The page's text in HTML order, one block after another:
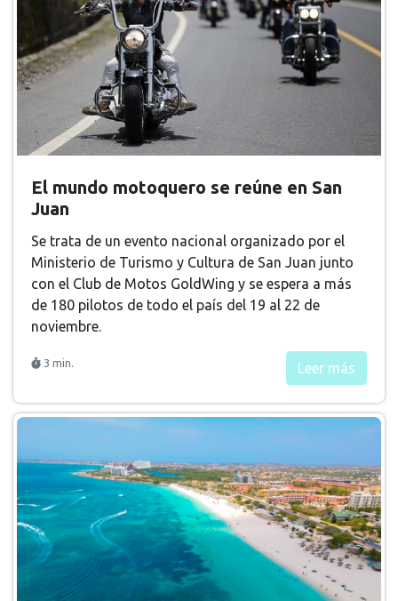
El mundo motoquero se reúne en San
Juan
Se trata de un evento nacional organizado por el
Ministerio de Turismo y Cultura de San Juan junto
con el Club de Motos GoldWing y se espera a más
de 180 pilotos de todo el país del 19 al 22 de
noviembre.
3 min. Leer más